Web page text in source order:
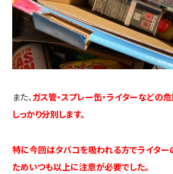
また、 ガス管・スプレー缶・ライターなどの
しっかり分別します。
特に今回はタバコを吸われる方でライター
ためいつも以上に注意が必要でした。